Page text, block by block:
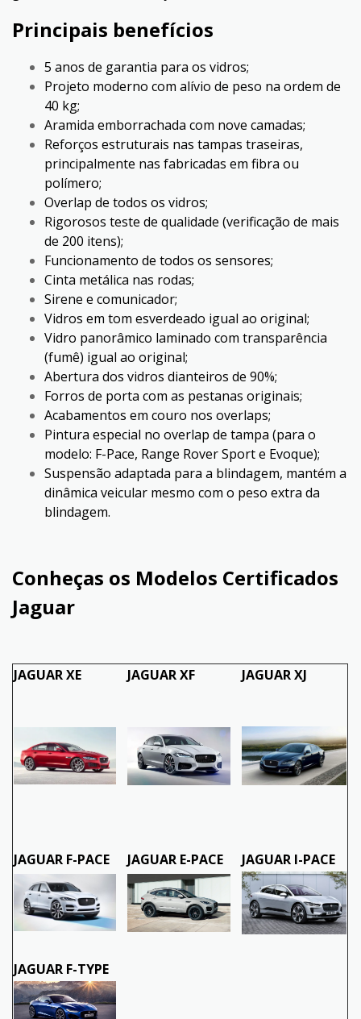
Principais benefícios
5 anos de garantia para os vidros;
Projeto moderno com alívio de peso na ordem de
40 kg;
Aramida emborrachada com nove camadas;
Reforços estruturais nas tampas traseiras,
principalmente nas fabricadas em fibra ou
polímero;
Overlap de todos os vidros;
Rigorosos teste de qualidade (verificação de mais
de 200 itens);
Funcionamento de todos os sensores;
Cinta metálica nas rodas;
Sirene e comunicador;
Vidros em tom esverdeado igual ao original;
Vidro panorâmico laminado com transparência
(fumê) igual ao original;
Abertura dos vidros dianteiros de 90%;
Forros de porta com as pestanas originais;
Acabamentos em couro nos overlaps;
Pintura especial no overlap de tampa (para o
modelo: F-Pace, Range Rover Sport e Evoque);
Suspensão adaptada para a blindagem, mantém a
dinâmica veicular mesmo com o peso extra da
blindagem.
Conheças os Modelos Certificados
Jaguar
JAGUAR XE JAGUAR XF JAGUAR XJ
JAGUAR F-PACE JAGUAR E-PACE JAGUAR I-PACE
JAGUAR F-TYPE